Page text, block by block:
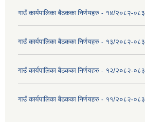
गाउँ कार्यपालिका बैठकका निर्णयहरु - १४/२०८२-०८३
गाउँ कार्यपालिका बैठकका निर्णयहरु - १३/२०८२-०८३
गाउँ कार्यपालिका बैठकका निर्णयहरु - १२/२०८२-०८३
गाउँ कार्यपालिका बैठकका निर्णयहरु - ११/२०८२-०८३